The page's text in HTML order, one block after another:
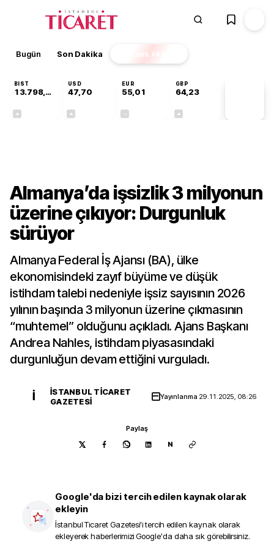
Bugün Son Dakika Finans EKSTRA
BIST
13.798,82
USD
47,70
EUR
55,01
GBP
64,23
Almanya’da işsizlik 3 milyonun
üzerine çıkıyor: Durgunluk
sürüyor
Almanya Federal İş Ajansı (BA), ülke
ekonomisindeki zayıf büyüme ve düşük
istihdam talebi nedeniyle işsiz sayısının 2026
yılının başında 3 milyonun üzerine çıkmasının
“muhtemel” olduğunu açıkladı. Ajans Başkanı
Andrea Nahles, istihdam piyasasındaki
durgunluğun devam ettiğini vurguladı.
İ
İSTANBUL TICARET
GAZETESI
Yayınlanma 29.11.2025, 08:26
Paylaş
N
Google'da bizi tercih edilen kaynak olarak
ekleyin
İstanbul Ticaret Gazetesi'i tercih edilen kaynak olarak
ekleyerek haberlerimizi Google'da daha sık görebilirsiniz.